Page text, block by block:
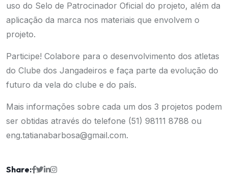
uso do Selo de Patrocinador Oficial do projeto, além da
aplicação da marca nos materiais que envolvem o
projeto.
Participe! Colabore para o desenvolvimento dos atletas
do Clube dos Jangadeiros e faça parte da evolução do
futuro da vela do clube e do país.
Mais informações sobre cada um dos 3 projetos podem
ser obtidas através do telefone (51) 98111 8788 ou
eng.tatianabarbosa@gmail.com.
Share: